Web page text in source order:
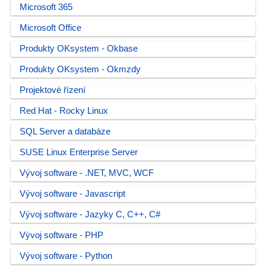
Microsoft 365
Microsoft Office
Produkty OKsystem - Okbase
Produkty OKsystem - Okmzdy
Projektové řízení
Red Hat - Rocky Linux
SQL Server a databáze
SUSE Linux Enterprise Server
Vývoj software - .NET, MVC, WCF
Vývoj software - Javascript
Vývoj software - Jazyky C, C++, C#
Vývoj software - PHP
Vývoj software - Python